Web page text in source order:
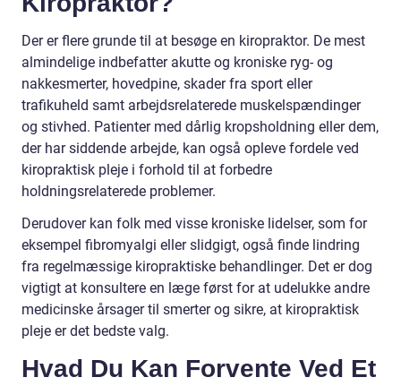
Der er flere grunde til at besøge en kiropraktor. De mest
almindelige indbefatter akutte og kroniske ryg- og
nakkesmerter, hovedpine, skader fra sport eller
trafikuheld samt arbejdsrelaterede muskelspændinger
og stivhed. Patienter med dårlig kropsholdning eller dem,
der har siddende arbejde, kan også opleve fordele ved
kiropraktisk pleje i forhold til at forbedre
holdningsrelaterede problemer.
Derudover kan folk med visse kroniske lidelser, som for
eksempel fibromyalgi eller slidgigt, også finde lindring
fra regelmæssige kiropraktiske behandlinger. Det er dog
vigtigt at konsultere en læge først for at udelukke andre
medicinske årsager til smerter og sikre, at kiropraktisk
pleje er det bedste valg.
Hvad Du Kan Forvente Ved Et